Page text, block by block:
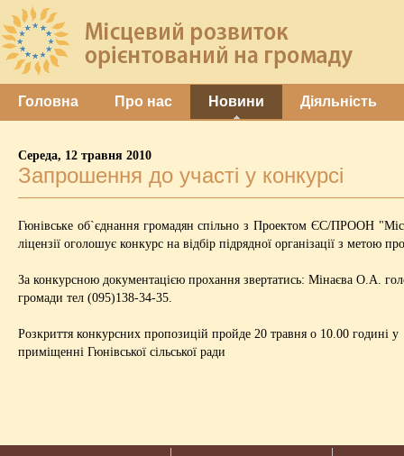
Головна Про нас Новини Діяльність
Середа, 12 травня 2010
Запрошення до участі у конкурсі
Гюнівське об`єднання громадян спільно з Проектом ЄС/ПРООН
ліцензії оголошує конкурс на відбір підрядної організації з
За конкурсною документацією прохання звертатись: Мінаєва О.А.
громади тел (095)138-34-35.
Розкриття конкурсних пропозицій пройде 20 травня о 10.00 годині у
приміщенні Гюнівської сільської ради